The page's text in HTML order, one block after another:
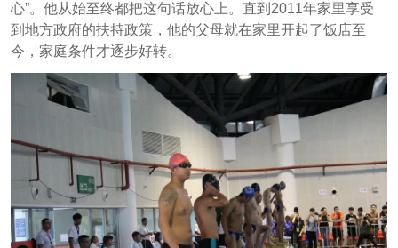
心”。他从始至终都把这句话放心上。直到2011年家里享受
到地方政府的扶持政策，他的父母就在家里开起了饭店至
今，家庭条件才逐步好转。